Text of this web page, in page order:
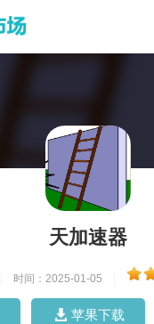
天加速器
时间：2025-01-05
苹果下载